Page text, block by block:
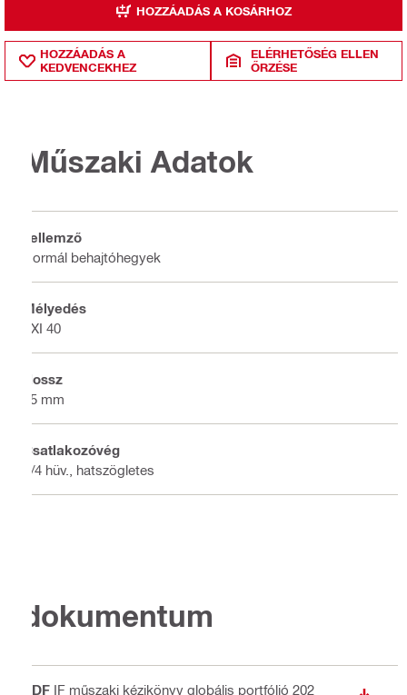
HOZZÁADÁS A KOSÁRHOZ
HOZZÁADÁS A
KEDVENCEKHEZ
ELÉRHETŐSÉG ELLEN
ŐRZÉSE
Műszaki Adatok
Jellemző
Normál behajtóhegyek
Mélyedés
TXI 40
Hossz
25 mm
Csatlakozóvég
1/4 hüv., hatszögletes
dokumentum
PDF IF műszaki kézikönyv globális portfólió 202